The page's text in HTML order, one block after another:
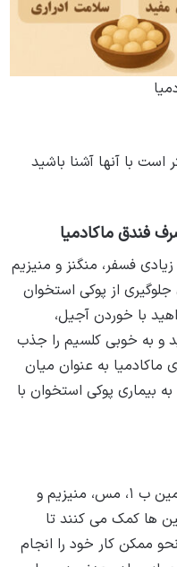
است با آنها آشنا باشید
زیادی فسفر، منگنز و منیزیم
جلوگیری از پوکی استخوان
با خوردن آجیل،
و به خوبی کلسیم را جذب
ماکادمیا به عنوان میان
بیماری پوکی استخوان با
مقدار زیادی ویتامین ب ۱، مس، منیزیم و
ها کمک می کنند تا
ممکن کار خود را انجام